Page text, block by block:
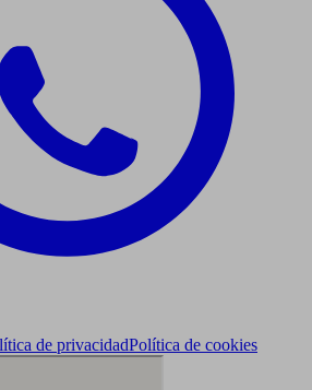
de privacidadPolítica de cookies